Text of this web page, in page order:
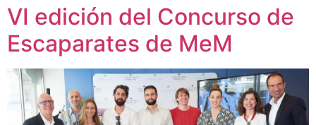
VI edición del Concurso de
Escaparates de MeM